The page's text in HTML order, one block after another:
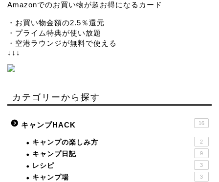
Amazonでのお買い物が超お得になるカード
・お買い物金額の2.5％還元
・プライム特典が使い放題
・空港ラウンジが無料で使える
↓↓↓
カテゴリーから探す
キャンプHACK 16
キャンプの楽しみ方 2
キャンプ日記 9
レシピ 3
キャンプ場 3